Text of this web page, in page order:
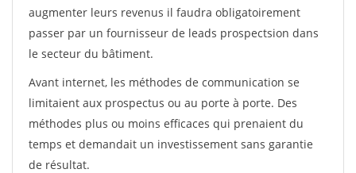
augmenter leurs revenus il faudra obligatoirement
passer par un fournisseur de leads prospectsion dans
le secteur du bâtiment.
Avant internet, les méthodes de communication se
limitaient aux prospectus ou au porte à porte. Des
méthodes plus ou moins efficaces qui prenaient du
temps et demandait un investissement sans garantie
de résultat.